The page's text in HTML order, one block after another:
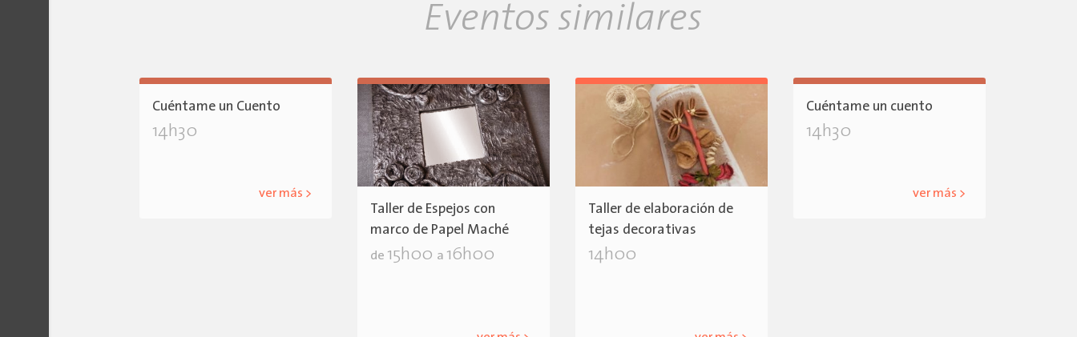
Eventos similares
Cuéntame un Cuento
14h30
ver más >
Taller de Espejos con
marco de Papel Maché
de 15h00 a 16h00
Taller de elaboración de
tejas decorativas
14h00
Cuéntame un cuento
14h30
ver más >